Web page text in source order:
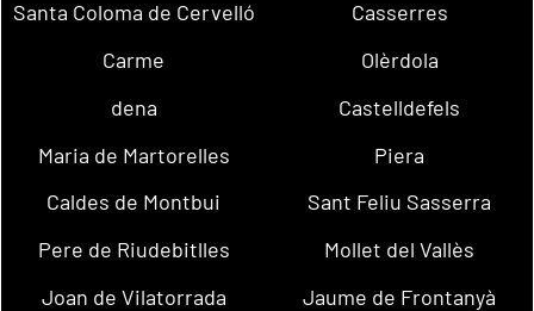
Santa Coloma de Cervelló
Casserres
Carme
Olèrdola
dena
Castelldefels
Maria de Martorelles
Piera
Caldes de Montbui
Sant Feliu Sasserra
Pere de Riudebitlles
Mollet del Vallès
Joan de Vilatorrada
Jaume de Frontanyà